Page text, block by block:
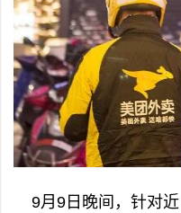
9月9日晚间，针对近